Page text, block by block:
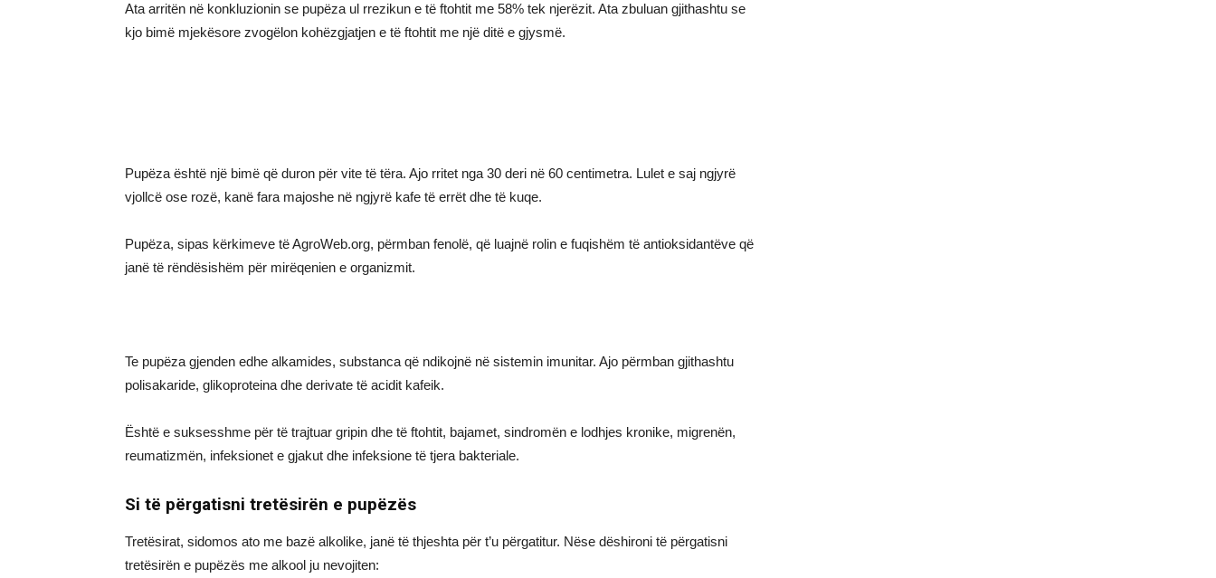
Ata arritën në konkluzionin se pupëza ul rrezikun e të ftohtit me 58% tek njerëzit. Ata zbuluan gjithashtu se
kjo bimë mjekësore zvogëlon kohëzgjatjen e të ftohtit me një ditë e gjysmë.
Pupëza është një bimë që duron për vite të tëra. Ajo rritet nga 30 deri në 60 centimetra. Lulet e saj ngjyrë
vjollcë ose rozë, kanë fara majoshe në ngjyrë kafe të errët dhe të kuqe.
Pupëza, sipas kërkimeve të AgroWeb.org, përmban fenolë, që luajnë rolin e fuqishëm të antioksidantëve që
janë të rëndësishëm për mirëqenien e organizmit.
Te pupëza gjenden edhe alkamides, substanca që ndikojnë në sistemin imunitar. Ajo përmban gjithashtu
polisakaride, glikoproteina dhe derivate të acidit kafeik.
Është e suksesshme për të trajtuar gripin dhe të ftohtit, bajamet, sindromën e lodhjes kronike, migrenën,
reumatizmën, infeksionet e gjakut dhe infeksione të tjera bakteriale.
Si të përgatisni tretësirën e pupëzës
Tretësirat, sidomos ato me bazë alkolike, janë të thjeshta për t’u përgatitur. Nëse dëshironi të përgatisni
tretësirën e pupëzës me alkool ju nevojiten: